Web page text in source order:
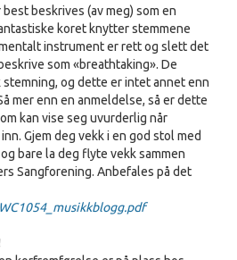
beskrives (av meg) som en
koret knytter stemmene
instrument er rett og slett det
som «breathtaking». De
og dette er intet annet enn
mer enn en anmeldelse, så er dette
kan vise seg uvurderlig når
Gjem deg vekk i en god stol med
bare la deg flyte vekk sammen
Sangforening. Anbefales på det